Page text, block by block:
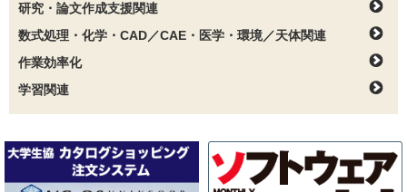
研究・論文作成支援関連
数式処理・化学・CAD／CAE・医学・環境／天体関連
作業効率化
学習関連